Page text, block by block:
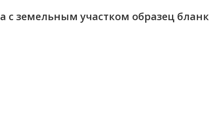
с земельным участком образец бланк